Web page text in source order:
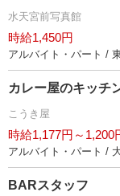
水天宮前写真館
時給1,450円
アルバイト・パート /
カレー屋のキッチ
こうき屋
時給1,177円～1,200
アルバイト・パート /
BARスタッフ